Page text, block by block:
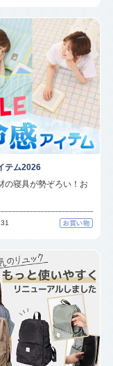
テム2026
の寝具が勢ぞろい！お